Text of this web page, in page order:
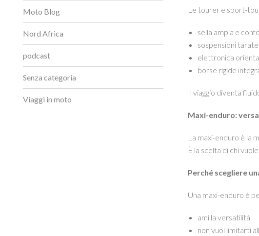
Le tourer e sport-
sella ampia e
sospensioni
elettronica
borse rigide
Il viaggio diventa
Maxi-enduro:
La maxi-enduro è la
È la scelta di chi
Perché scegliere
Una maxi-enduro è
ami la versatilità
non vuoi limitarti
Moto Blog
Nord Africa
podcast
Senza categoria
Viaggi in moto